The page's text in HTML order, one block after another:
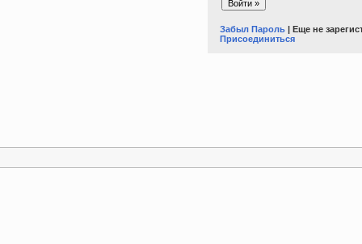
Забыл Пароль | Еще не
Присоединиться